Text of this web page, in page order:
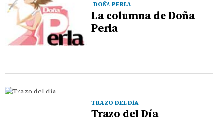
DOÑA PERLA
La columna de Doña
Perla
TRAZO DEL DÍA
Trazo del Día